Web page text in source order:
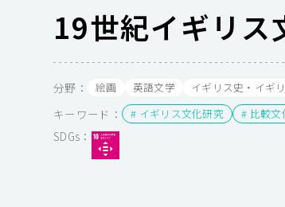
19世紀イギリス
分野： 絵画 英語文学 イギリス史・イギ
キーワード： # イギリス文化研究 # 比較文
SDGs：